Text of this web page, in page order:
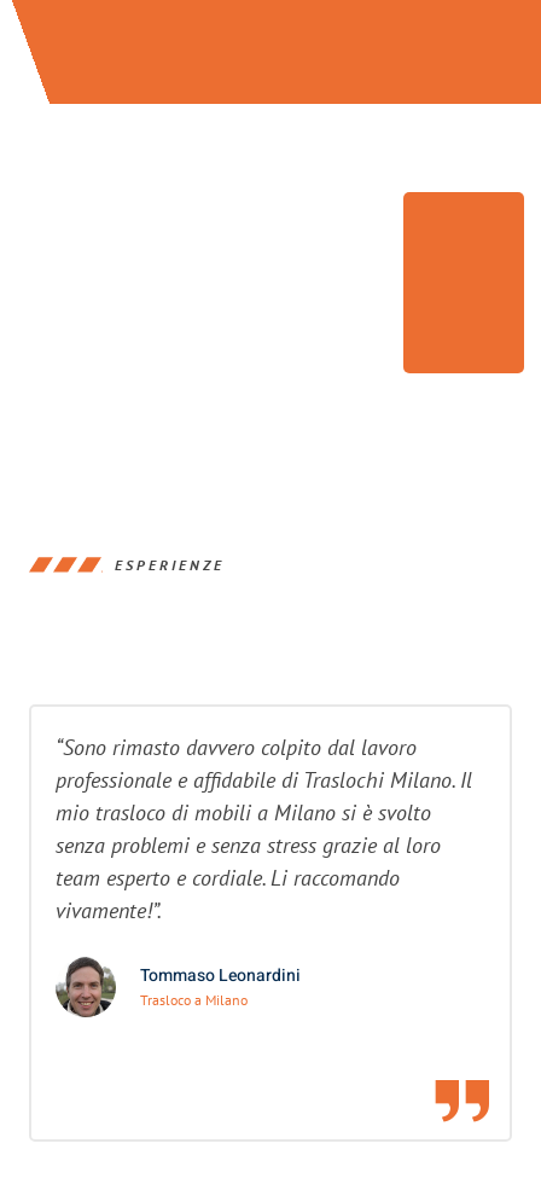
ESPERIENZE
“Sono rimasto davvero colpito dal lavoro
professionale e affidabile di Traslochi Milano. Il
mio trasloco di mobili a Milano si è svolto
senza problemi e senza stress grazie al loro
team esperto e cordiale. Li raccomando
vivamente!”.
Tommaso Leonardini
Trasloco a Milano